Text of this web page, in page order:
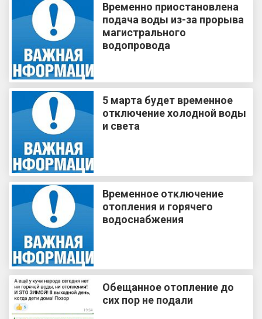
Временно приостановлена
подача воды из-за прорыва
магистрального
водопровода
5 марта будет временное
отключение холодной воды
и света
Временное отключение
отопления и горячего
водоснабжения
Обещанное отопление до
сих пор не подали